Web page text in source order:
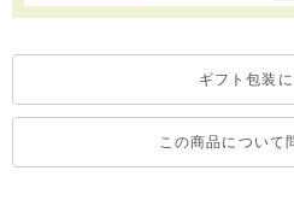
ギフト包装
この商品について